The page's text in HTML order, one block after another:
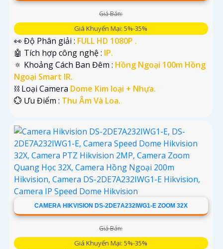
Giá Bán:
Giá Khuyến Mại: 5%-35%
👀 Độ Phân giải : FULL HD 1080P .
🤖️ Tích hợp công nghệ : IP.
🔅 Khoảng Cách Ban Đêm : Hồng Ngoại 100m Hồng
Ngoại Smart IR.
⛓ Loại Camera Dome Kim loại + Nhựa.
️💮 Ưu Điểm : Thu Âm Và Loa.
CAMERA HIKVISION DS-2DE7A232IWG1-E ZOOM 32X
Giá Bán:
Giá Khuyến Mại: 5%-35%